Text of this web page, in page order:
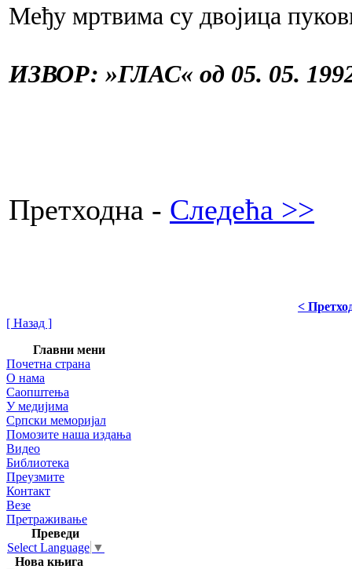
Међу мртвима су двојица
ИЗВОР: »ГЛАС« од 05. 05.
Претходна - Следећа >>
<
[ Назад ]
Главни мени
Почетна страна
О нама
Саопштења
У медијима
Српски меморијал
Помозите наша издања
Видео
Библиотека
Преузмите
Контакт
Везе
Претраживање
Преведи
Select Language ▼
Нова књига